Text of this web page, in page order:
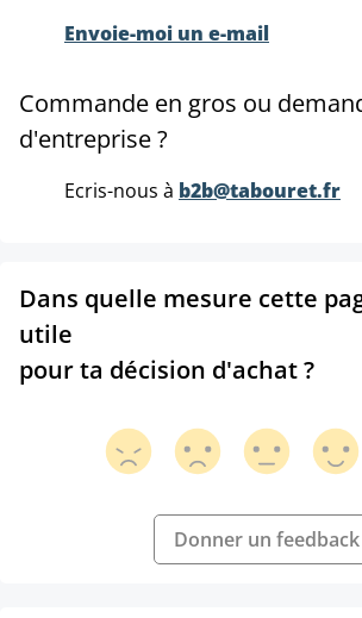
Envoie-moi un e-mail
Commande en gros ou
d'entreprise ?
Ecris-nous à b2b@tabouret.fr
Dans quelle mesure cette
utile
pour ta décision d'achat ?
Donner un feedback